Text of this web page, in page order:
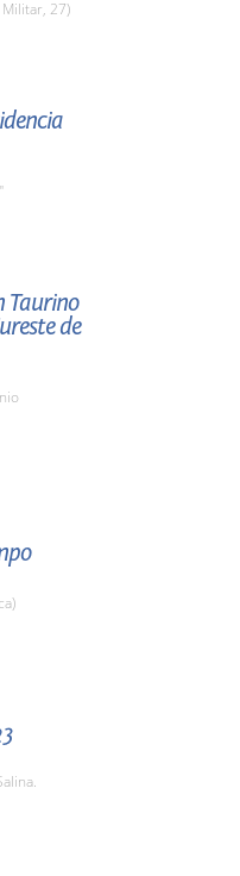
27)
Taurino
de